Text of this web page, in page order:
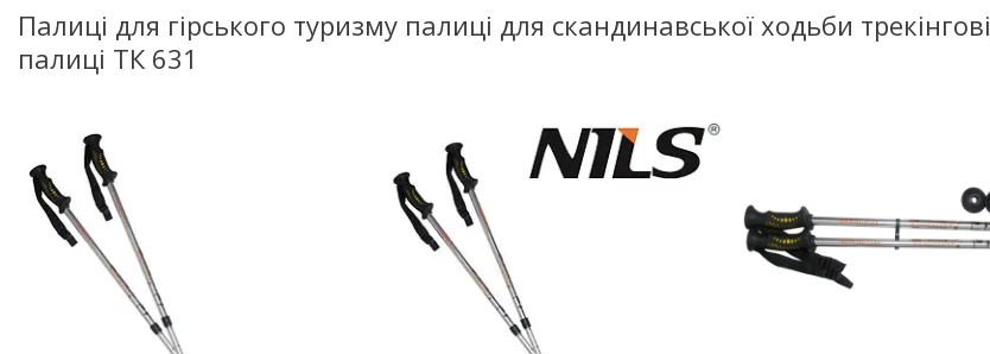
Палиці для гірського туризму палиці для скандинавської ходьби трекінгові
палиці ТК 631